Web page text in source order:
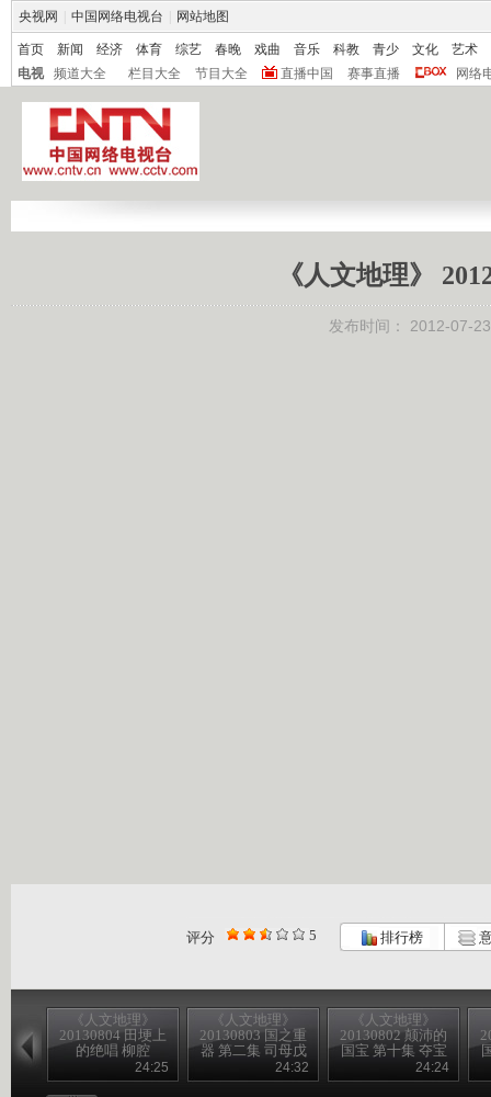
央视网 中国网络电视台 网站地图
首页 新闻 经济 体育 综艺 春晚 戏曲 音乐 科教 青少 文化
艺术
电视
频道大全 栏目大全 节目大全 直播中国 赛事直播 网络
《人文地理》
发布时间： 2012-07-
评分 5 排行榜
《人文地理》
20130804 田埂上
的绝唱 柳腔
24:25
《人文地理》
20130803 国之重
器 第二集 司母戊
大方鼎（下）
24:32
《人文地理》
20130802 颠沛的
国宝 第十集 夺宝
24:24